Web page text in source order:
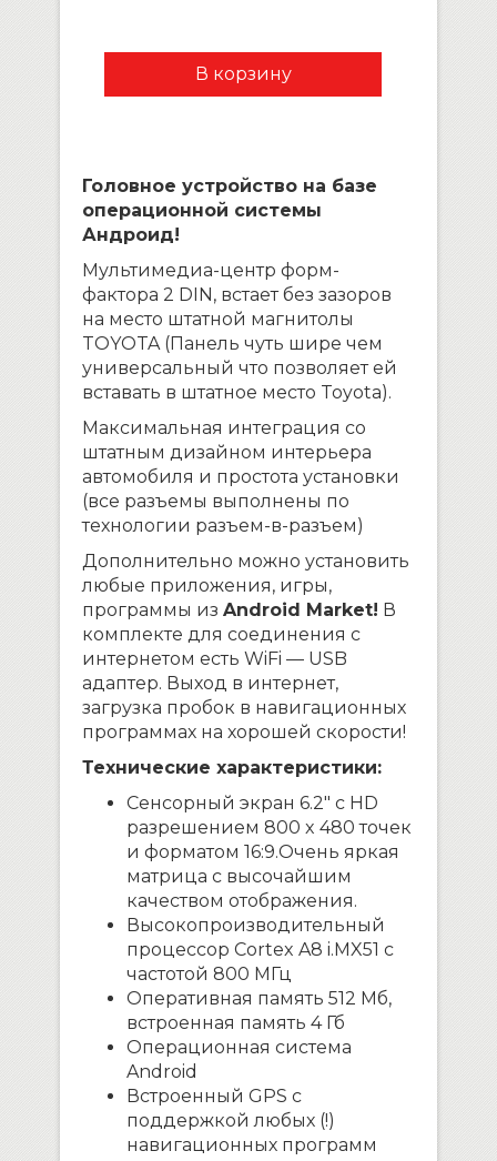
Головное устройство на базе
операционной системы
Андроид!
Мультимедиа-центр форм-
фактора 2 DIN, встает без зазоров
на место штатной магнитолы
TOYOTA (Панель чуть шире чем
универсальный что позволяет ей
вставать в штатное место Toyotа).
Максимальная интеграция со
штатным дизайном интерьера
автомобиля и простота установки
(все разъемы выполнены по
технологии разъем-в-разъем)
Дополнительно можно установить
любые приложения, игры,
программы из Android Market! В
комплекте для соединения с
интернетом есть WiFi — USB
адаптер. Выход в интернет,
загрузка пробок в навигационных
программах на хорошей скорости!
Технические характеристики:
Сенсорный экран 6.2″ с HD
разрешением 800 x 480 точек
и форматом 16:9.Очень яркая
матрица с высочайшим
качеством отображения.
Высокопроизводительный
процессор Cortex A8 i.MX51 с
частотой 800 МГц
Оперативная память 512 Мб,
встроенная память 4 Гб
Операционная система
Android
Встроенный GPS с
поддержкой любых (!)
навигационных программ